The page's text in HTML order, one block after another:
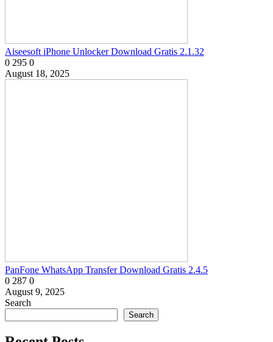
Aiseesoft iPhone Unlocker Download Gratis 2.1.32
0 295 0
August 18, 2025
PanFone WhatsApp Transfer Download Gratis 2.4.5
0 287 0
August 9, 2025
Search
Search